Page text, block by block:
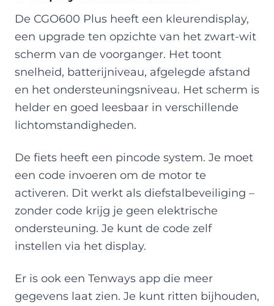
De CGO600 Plus heeft een kleurendisplay,
een upgrade ten opzichte van het zwart-wit
scherm van de voorganger. Het toont
snelheid, batterijniveau, afgelegde afstand
en het ondersteuningsniveau. Het scherm is
helder en goed leesbaar in verschillende
lichtomstandigheden.
De fiets heeft een pincode system. Je moet
een code invoeren om de motor te
activeren. Dit werkt als diefstalbeveiliging –
zonder code krijg je geen elektrische
ondersteuning. Je kunt de code zelf
instellen via het display.
Er is ook een Tenways app die meer
gegevens laat zien. Je kunt ritten bijhouden,